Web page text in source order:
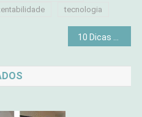
tecnologia
10 Dicas de Decoração Espiritual para o Bem Estar no Seu Lar